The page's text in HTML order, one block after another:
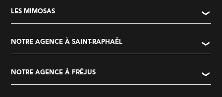
LES MIMOSAS
NOTRE AGENCE À SAINT-RAPHAËL
NOTRE AGENCE À FRÉJUS